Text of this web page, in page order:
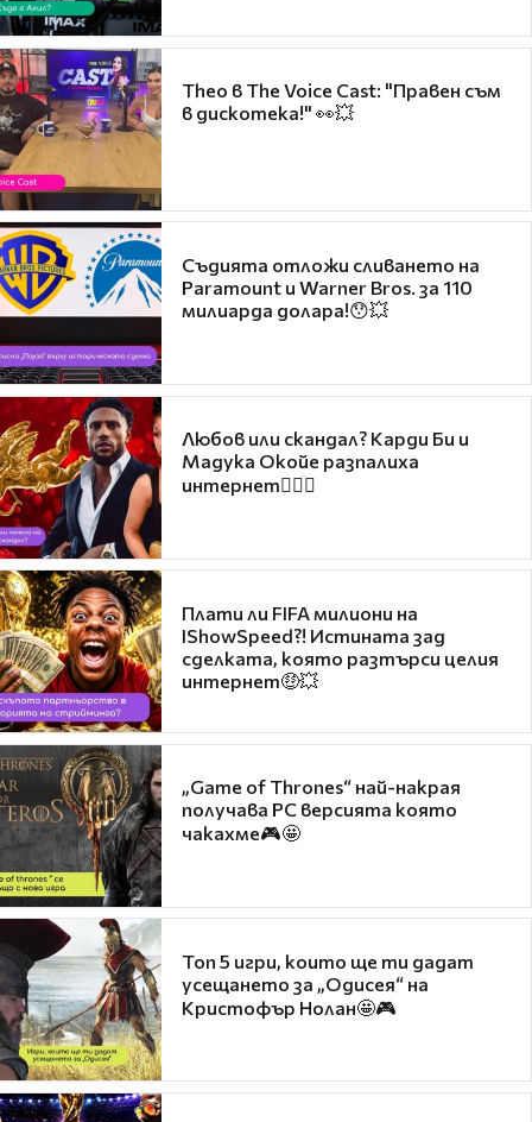
Theo в The Voice Cast: "Правен съм
в дискотека!" 👀💥
Съдията отложи сливането на
Paramount и Warner Bros. за 110
милиарда долара!😯💥
Любов или скандал? Карди Би и
Мадука Окойе разпалиха
интернет❤️‍🔥🔥
Плати ли FIFA милиони на
IShowSpeed?! Истината зад
сделката, която разтърси целия
интернет🤑💥
„Game of Thrones“ най-накрая
получава PC версията която
чакахме🎮🤩
Топ 5 игри, които ще ти дадат
усещането за „Одисея“ на
Кристофър Нолан🤩🎮